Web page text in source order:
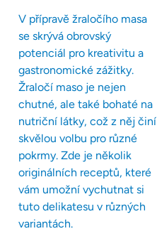
V přípravě žraločího masa
se skrývá obrovský
potenciál pro kreativitu a
gastronomické zážitky.
Žraločí maso je nejen
chutné, ale také bohaté na
nutriční látky, což z něj činí
skvělou volbu pro různé
pokrmy. Zde je několik
originálních receptů, které
vám umožní vychutnat si
tuto delikatesu v různých
variantách.